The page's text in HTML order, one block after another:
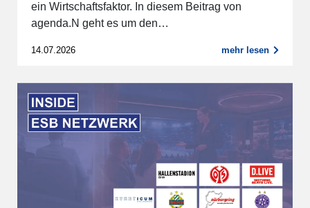
ein Wirtschaftsfaktor. In diesem Beitrag von
agenda.N geht es um den…
14.07.2026 mehr lesen